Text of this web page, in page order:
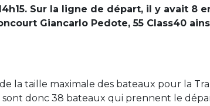
Sur la ligne de départ, il y avait 8
Giancarlo Pedote, 55 Class40
la taille maximale des bateaux pour la
donc 38 bateaux qui prennent le